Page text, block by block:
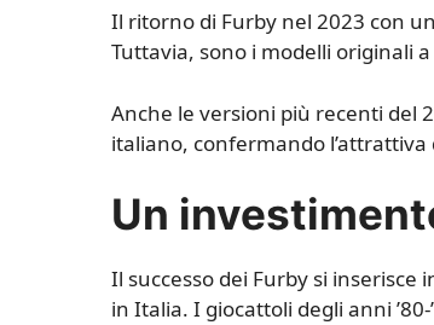
Il ritorno di Furby nel 2023 con
Tuttavia, sono i modelli originali
Anche le versioni più recenti del
italiano, confermando
Un
Il successo dei Furby si
in Italia. I giocattoli degli anni